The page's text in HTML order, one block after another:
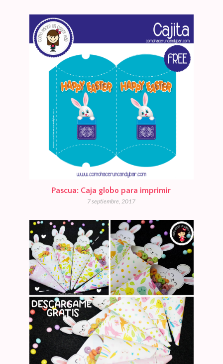
Pascua: Caja globo para imprimir
7 septiembre, 2017